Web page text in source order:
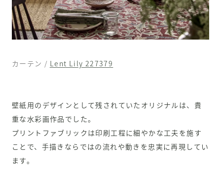
カーテン / Lent Lily 227379
壁紙用のデザインとして残されていたオリジナルは、貴
重な水彩画作品でした。
プリントファブリックは印刷工程に細やかな工夫を施す
ことで、手描きならではの流れや動きを忠実に再現してい
ます。